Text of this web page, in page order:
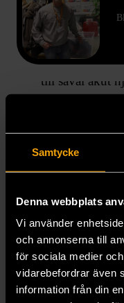
Samtycke
Denna webbplats
Vi använder
och annonserna till
för sociala medier
vidarebefordrar även
information från din
När du stödjer
till såväl akut